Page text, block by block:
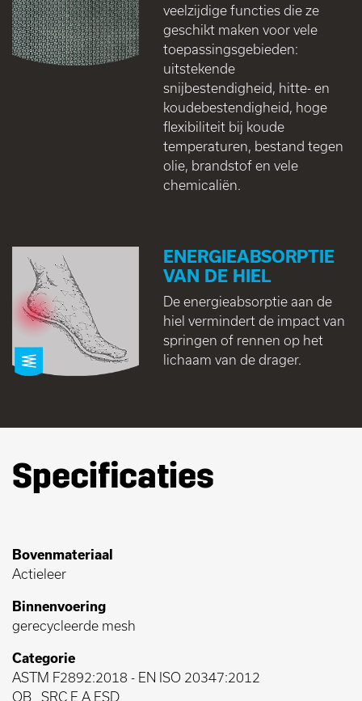
veelzijdige functies die ze
geschikt maken voor vele
toepassingsgebieden:
uitstekende
snijbestendigheid, hitte- en
koudebestendigheid, hoge
flexibiliteit bij koude
temperaturen, bestand tegen
olie, brandstof en vele
chemicaliën.
ENERGIEABSORPTIE
VAN DE HIEL
De energieabsorptie aan de
hiel vermindert de impact van
springen of rennen op het
lichaam van de drager.
Specificaties
Bovenmateriaal
Actieleer
Binnenvoering
gerecycleerde mesh
Categorie
ASTM F2892:2018 - EN ISO 20347:2012
OB
SRC E A ESD